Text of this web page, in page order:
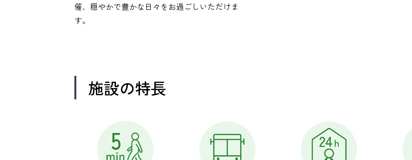
催、穏やかで豊かな日々をお過ごしいただけま
す。
施設の特長